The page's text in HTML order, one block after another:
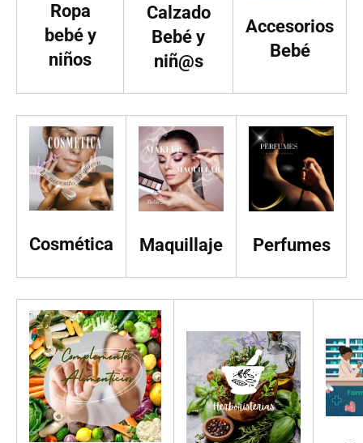
Ropa
bebé y
niños
Calzado
Bebé y
niñ@s
Accesorios
Bebé
Cosmética Maquillaje Perfumes